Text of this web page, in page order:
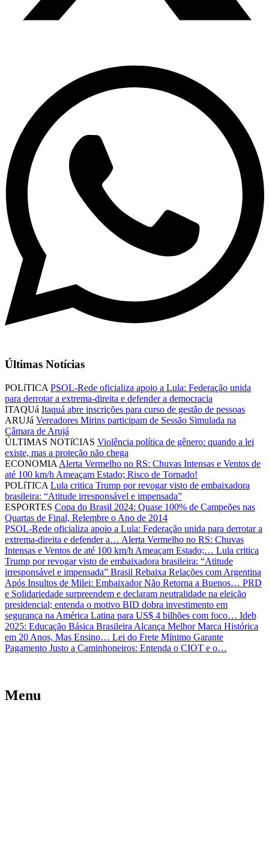
Últimas Notícias
POLíTICA PSOL-Rede oficializa apoio a Lula: Federação unida
para derrotar a extrema-direita e defender a democracia
ITAQUá Itaquá abre inscrições para curso de gestão de pessoas
ARUJá Vereadores Mirins participam de Sessão Simulada na
Câmara de Arujá
ÚLTIMAS NOTíCIAS Violência política de gênero: quando a lei
existe, mas a proteção não chega
ECONOMIA Alerta Vermelho no RS: Chuvas Intensas e Ventos de
até 100 km/h Ameaçam Estado; Risco de Tornado!
POLíTICA Lula critica Trump por revogar visto de embaixadora
brasileira: “Atitude irresponsável e impensada”
ESPORTES Copa do Brasil 2024: Quase 100% de Campeões nas
Quartas de Final, Relembre o Ano de 2014
PSOL-Rede oficializa apoio a Lula: Federação unida para derrotar a
extrema-direita e defender a… Alerta Vermelho no RS: Chuvas
Intensas e Ventos de até 100 km/h Ameaçam Estado;… Lula critica
Trump por revogar visto de embaixadora brasileira: “Atitude
irresponsável e impensada” Brasil Rebaixa Relações com Argentina
Após Insultos de Milei: Embaixador Não Retorna a Buenos… PRD
e Solidariedade surpreendem e declaram neutralidade na eleição
presidencial; entenda o motivo BID dobra investimento em
segurança na América Latina para US$ 4 bilhões com foco… Ideb
2025: Educação Básica Brasileira Alcança Melhor Marca Histórica
em 20 Anos, Mas Ensino… Lei do Frete Mínimo Garante
Pagamento Justo a Caminhoneiros: Entenda o CIOT e o…
Menu